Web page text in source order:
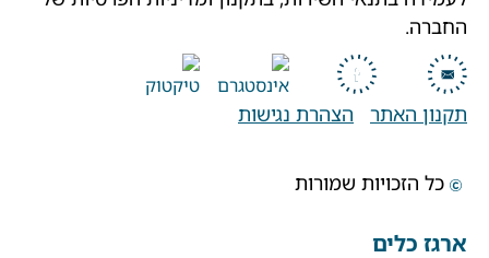
החברה.
תקנון האתר הצהרת נגישות
כל הזכויות שמורות
ארגז כלים